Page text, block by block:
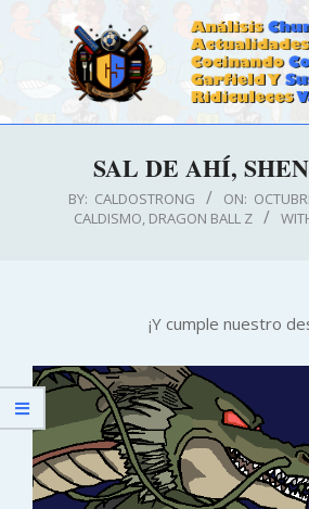
SAL DE AHÍ,
BY: CALDOSTRONG ON:
CALDISMO DRAGON BALL Z
¡Y cumple nuestro